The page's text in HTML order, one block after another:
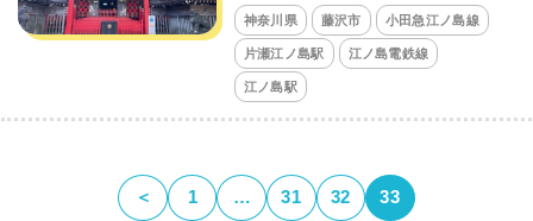
神奈川県 藤沢市 小田急江ノ島線
片瀬江ノ島駅 江ノ島電鉄線
江ノ島駅
＜ 1 … 31 32 33